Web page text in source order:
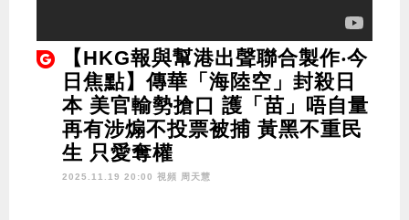
【HKG報與幫港出聲聯合製作‧今
日焦點】傳華「海陸空」封殺日
本 美官輸勢搶口 護「苗」唔自量
再有涉煽不投票被捕 黃黑不重民
生 只愛奪權
2025.11.19 20:00 視頻 周天慧